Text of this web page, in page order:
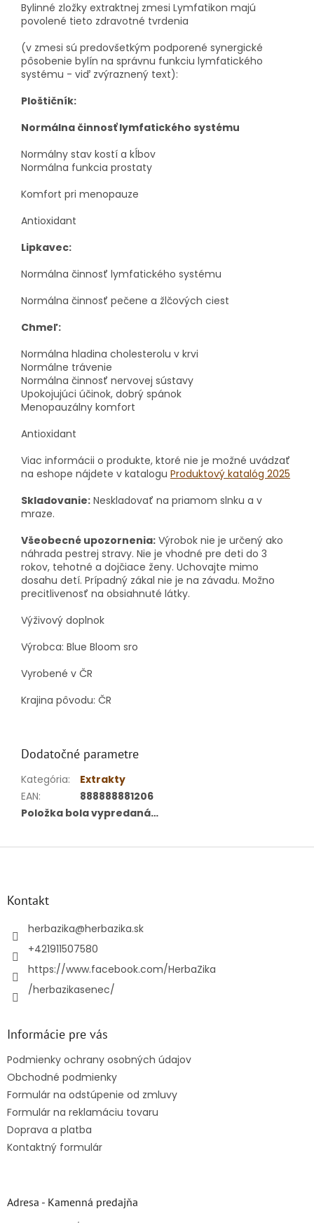
Bylinné zložky extraktnej zmesi Lymfatikon majú
povolené tieto zdravotné tvrdenia
(v zmesi sú predovšetkým podporené synergické
pôsobenie bylín na správnu funkciu lymfatického
systému - viď zvýraznený text):
Ploštičník:
Normálna činnosť lymfatického systému
Normálny stav kostí a kĺbov
Normálna funkcia prostaty
Komfort pri menopauze
Antioxidant
Lipkavec:
Normálna činnosť lymfatického systému
Normálna činnosť pečene a žlčových ciest
Chmeľ:
Normálna hladina cholesterolu v krvi
Normálne trávenie
Normálna činnosť nervovej sústavy
Upokojujúci účinok, dobrý spánok
Menopauzálny komfort
Antioxidant
Viac informácii o produkte, ktoré nie je možné uvádzať
na eshope nájdete v katalogu Produktový katalóg 2025
Skladovanie: Neskladovať na priamom slnku a v
mraze.
Všeobecné upozornenia: Výrobok nie je určený ako
náhrada pestrej stravy. Nie je vhodné pre deti do 3
rokov, tehotné a dojčiace ženy. Uchovajte mimo
dosahu detí. Prípadný zákal nie je na závadu. Možno
precitlivenosť na obsiahnuté látky.
Výživový doplnok
Výrobca: Blue Bloom sro
Vyrobené v ČR
Krajina pôvodu: ČR
Dodatočné parametre
Kategória:
Extrakty
EAN:
888888881206
Položka bola vypredaná…
Kontakt
herbazika@herbazika.sk
+421911507580
https://www.facebook.com/HerbaZika
/herbazikasenec/
Informácie pre vás
Podmienky ochrany osobných údajov
Obchodné podmienky
Formulár na odstúpenie od zmluvy
Formulár na reklamáciu tovaru
Doprava a platba
Kontaktný formulár
Adresa - Kamenná predajňa